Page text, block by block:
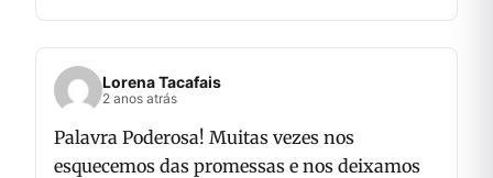
Lorena Tacafais
2 anos atrás
Palavra Poderosa! Muitas vezes nos
esquecemos das promessas e nos deixamos